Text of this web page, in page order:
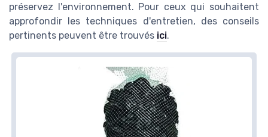
préservez l'environnement. Pour ceux qui souhaitent
approfondir les techniques d'entretien, des conseils
pertinents peuvent être trouvés ici.